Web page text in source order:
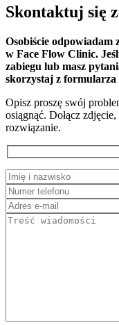
Skontaktuj się
Osobiście odpowiadam
w Face Flow Clinic.
zabiegu lub masz
skorzystaj z
Opisz proszę swój
osiągnąć. Dołącz
rozwiązanie.